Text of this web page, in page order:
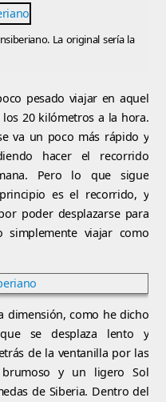
La original sería la
pesado viajar en aquel
20 kilómetros a la hora.
va un poco más rápido y
hacer el recorrido
Pero lo que sigue
es el recorrido, y
poder desplazarse para
viajar como
dimensión, como he dicho
se desplaza lento y
de la ventanilla por las
y un ligero Sol
de Siberia. Dentro del